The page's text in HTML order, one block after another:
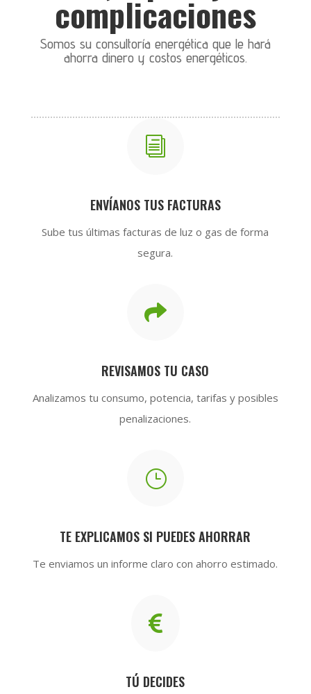
complicaciones
Somos su consultoría energética que le hará
ahorra dinero y costos energéticos.
i
ENVÍANOS TUS FACTURAS
Sube tus últimas facturas de luz o gas de forma
segura.

REVISAMOS TU CASO
Analizamos tu consumo, potencia, tarifas y posibles
penalizaciones.
}
TE EXPLICAMOS SI PUEDES AHORRAR
Te enviamos un informe claro con ahorro estimado.

TÚ DECIDES